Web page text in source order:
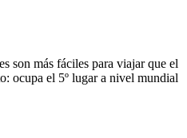
son más fáciles para viajar que el
ocupa el 5º lugar a nivel mundial